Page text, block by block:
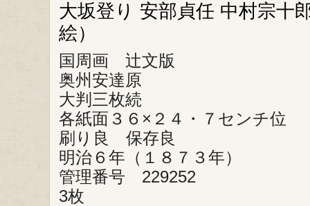
大坂登り 安部貞任 中村宗
絵）
国周画 辻文版
奥州安達原
大判三枚続
各紙面３６×２４・７センチ位
刷り良 保存良
明治６年（１８７３年）
管理番号 229252
3枚